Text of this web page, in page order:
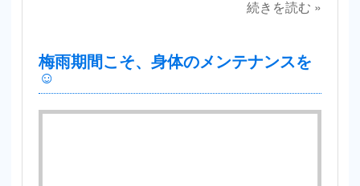
続きを読む »
梅雨期間こそ、身体のメンテナンスを
☺️